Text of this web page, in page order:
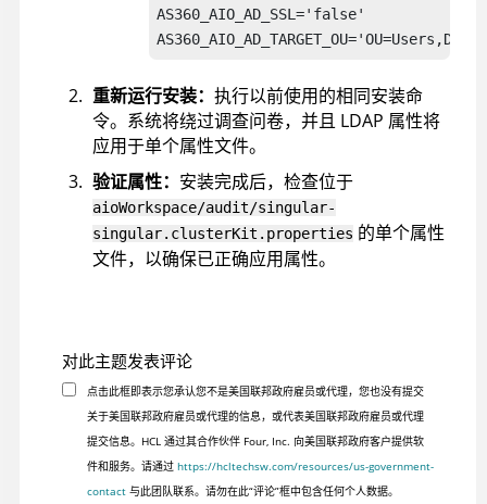
AS360_AIO_AD_SSL='false'
重新运行安装： 执行以前使用的相同安装命
令。系统将绕过调查问卷，并且 LDAP 属性将
应用于单个属性文件。
验证属性： 安装完成后，检查位于
aioWorkspace/audit/singular-
singular.clusterKit.properties 的单个属性
文件，以确保已正确应用属性。
对此主题发表评论
点击此框即表示您承认您不是美国联邦政府雇员或代理，您也没有提交
关于美国联邦政府雇员或代理的信息，或代表美国联邦政府雇员或代理
提交信息。HCL 通过其合作伙伴 Four, Inc. 向美国联邦政府客户提供软
件和服务。请通过 https://hcltechsw.com/resources/us-government-
contact与此团队联系。请勿在此“评论”框中包含任何个人数据。